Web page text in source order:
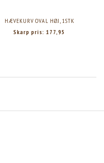
HÆVEKURV OVAL HØJ, 1STK
Skarp pris: 177,95